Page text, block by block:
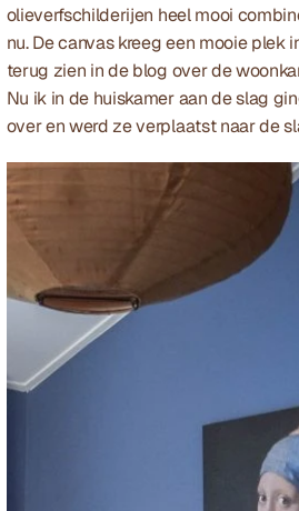
olieverfschilderijen heel mooi
nu. De canvas kreeg een mooie plek
terug zien in de blog over de
Nu ik in de huiskamer aan de slag
over en werd ze verplaatst naar de